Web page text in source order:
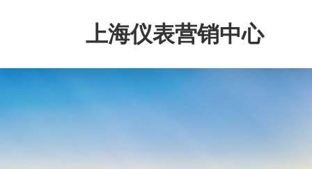
上海仪表营销中心